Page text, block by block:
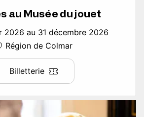
au Musée du jouet
2026 au 31 décembre 2026
Région de Colmar
Billetterie